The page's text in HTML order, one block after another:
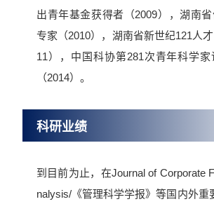
出青年基金获得者（2009），湖南
专家（2010），湖南省新世纪121人
11），中国科协第281次青年科学
（2014）。
科研业绩
到目前为止，在Journal of Corporate
nalysis/《管理科学学报》等国内外重